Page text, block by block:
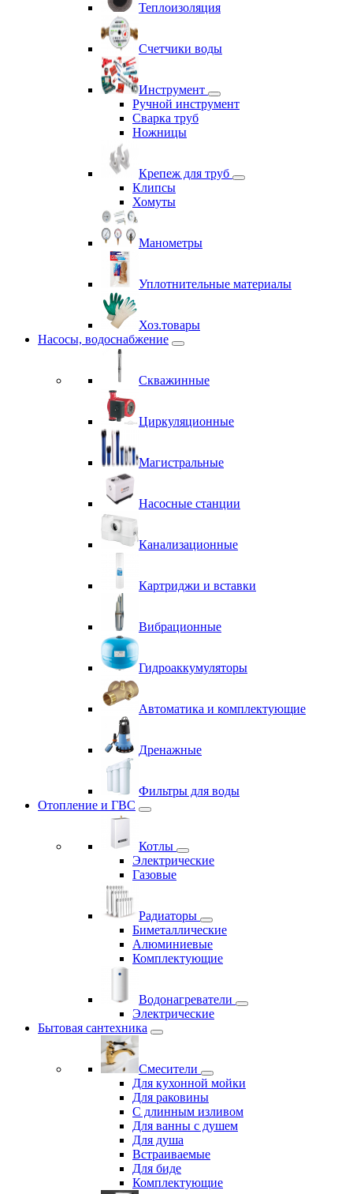
Теплоизоляция
Счетчики воды
Инструмент
Ручной инструмент
Сварка труб
Ножницы
Крепеж для труб
Клипсы
Хомуты
Манометры
Уплотнительные материалы
Хоз.товары
Насосы, водоснабжение
Скважинные
Циркуляционные
Магистральные
Насосные станции
Канализационные
Картриджи и вставки
Вибрационные
Гидроаккумуляторы
Автоматика и комплектующие
Дренажные
Фильтры для воды
Отопление и ГВС
Котлы
Электрические
Газовые
Радиаторы
Биметаллические
Алюминиевые
Комплектующие
Водонагреватели
Электрические
Бытовая сантехника
Смесители
Для кухонной мойки
Для раковины
С длинным изливом
Для ванны с душем
Для душа
Встраиваемые
Для биде
Комплектующие